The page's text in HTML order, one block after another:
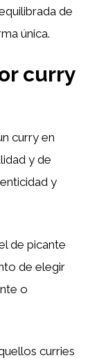
de
única.
curry
curry en
y de
y
de picante
de elegir
o
curries